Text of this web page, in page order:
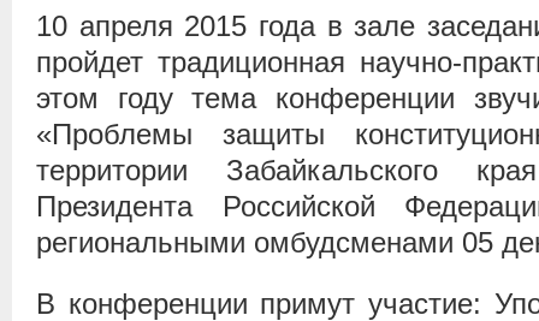
10 апреля 2015 года в зале
пройдет традиционная научно-
этом году тема конференции
«Проблемы защиты
территории Забайкальского
Президента Российской
региональными омбудсменами 05
В конференции примут участие: